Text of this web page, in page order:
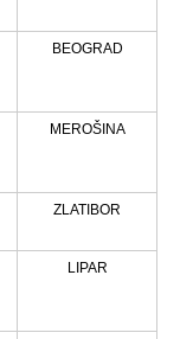
BEOGRAD
MEROŠINA
ZLATIBOR
LIPAR